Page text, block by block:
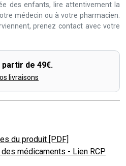
des enfants, lire attentivement la
médecin ou à votre pharmacien.
prenez contact avec votre
de 49€.
livraisons
du produit [PDF]
médicaments - Lien RCP